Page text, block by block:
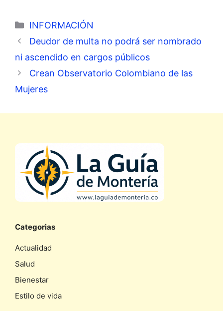
Categorías
INFORMACIÓN
Deudor de multa no podrá ser nombrado
ni ascendido en cargos públicos
Crean Observatorio Colombiano de las
Mujeres
Categorias
Actualidad
Salud
Bienestar
Estilo de vida